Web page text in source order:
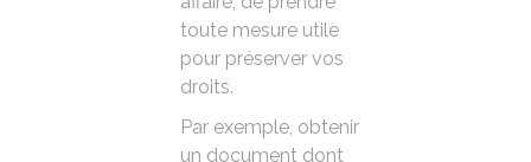
toute mesure utile
pour préserver vos
droits.
Par exemple, obtenir
un document dont